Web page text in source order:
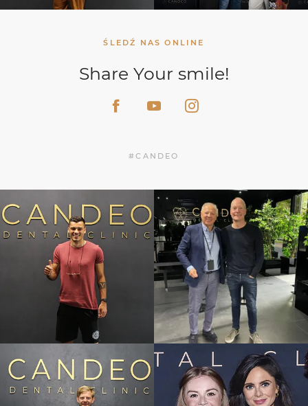
ŚLEDŹ NAS ONLINE
Share Your smile!
#CANDEO